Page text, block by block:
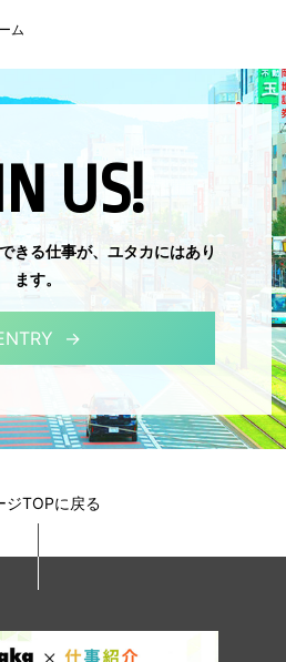
ム
US!
きる仕事が、ユタカにはあり
ます。
ジTOPに戻る